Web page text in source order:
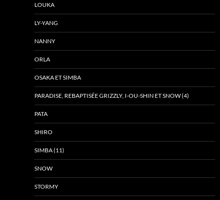
LOUKA
LY-YANG
NANNY
ORLA
OSAKA ET SIMBA
PARADISE, REBAPTISÉE GRIZZLY, I-OU-SHIN ET SNOW (4)
PATA
SHIRO
SIMBA (11)
SNOW
STORMY